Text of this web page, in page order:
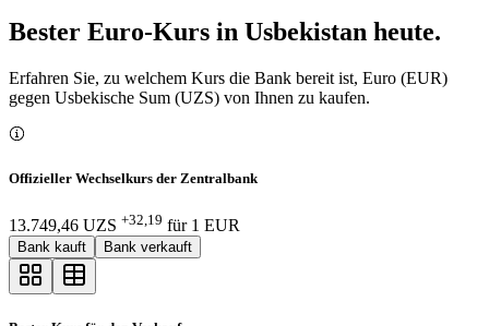
Bester Euro-Kurs in Usbekistan heute.
Erfahren Sie, zu welchem Kurs die Bank bereit ist, Euro (EUR)
gegen Usbekische Sum (UZS) von Ihnen zu kaufen.
Offizieller Wechselkurs der Zentralbank
13.749,46 UZS +32,19 für1 EUR
Bank kauft Bank verkauft